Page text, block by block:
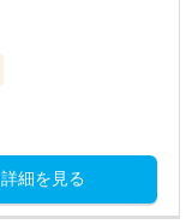
詳細を見る